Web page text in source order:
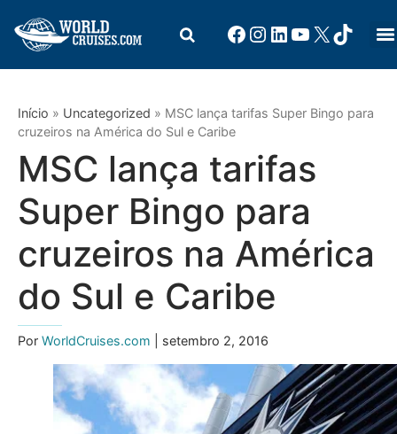
Início » Uncategorized » MSC lança tarifas Super Bingo para
cruzeiros na América do Sul e Caribe
MSC lança tarifas
Super Bingo para
cruzeiros na América
do Sul e Caribe
Por WorldCruises.com | setembro 2, 2016